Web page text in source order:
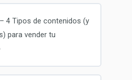
– 4 Tipos de contenidos (y
para vender tu